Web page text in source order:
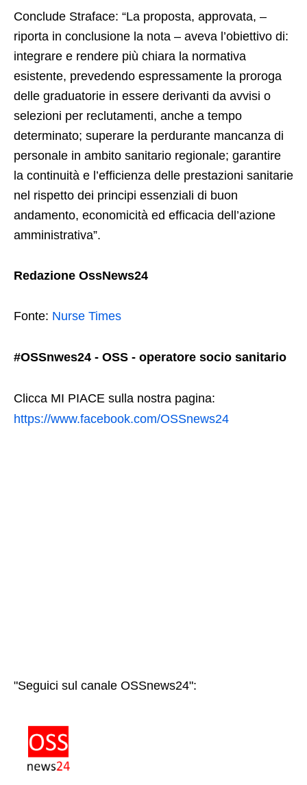
Conclude Straface: “La proposta, approvata, –
riporta in conclusione la nota – aveva l’obiettivo di:
integrare e rendere più chiara la normativa
esistente, prevedendo espressamente la proroga
delle graduatorie in essere derivanti da avvisi o
selezioni per reclutamenti, anche a tempo
determinato; superare la perdurante mancanza di
personale in ambito sanitario regionale; garantire
la continuità e l’efficienza delle prestazioni sanitarie
nel rispetto dei principi essenziali di buon
andamento, economicità ed efficacia dell’azione
amministrativa”.
Redazione OssNews24
Fonte: Nurse Times
#OSSnwes24 - OSS - operatore socio sanitario
Clicca MI PIACE sulla nostra pagina:
https://www.facebook.com/OSSnews24
"Seguici sul canale OSSnews24":